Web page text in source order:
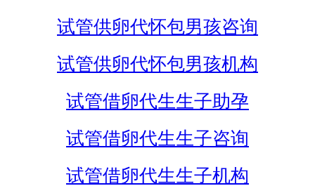
试管供卵代怀包男孩咨询
试管供卵代怀包男孩机构
试管借卵代生生子助孕
试管借卵代生生子咨询
试管借卵代生生子机构